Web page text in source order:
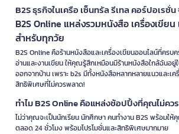
B2S ธุรกิจในเครือ เซ็นทรัล รีเทล คอร์ปอเรชั่
B2S Online แหล่งรวมหนังสือ เครื่องเขียน
สำหรับทุกวัย
B2S Online คือร้านหนังสือและเครื่องเขียนออนไลน์ที่ครบ
อ่านและงานเขียน ให้คุณรู้สึกเหมือนมีร้านหนังสือใกล้ฉันอยู่
ออกจากบ้าน เพราะ b2s มีทั้งหนังสือหลากหลายแนวและ
สิทธิพิเศษที่ไม่ควรพลาด!
ทำไม B2S Online คือแหล่งช้อปปิ้งที่คุณไม่คว
ไม่ว่าคุณจะเป็นนักเรียน นักศึกษา คนทำงาน B2S พร้อมใ
ตลอด 24 ชั่วโมง พร้อมโปรโมชั่นและสิทธิพิเศษมากมาย